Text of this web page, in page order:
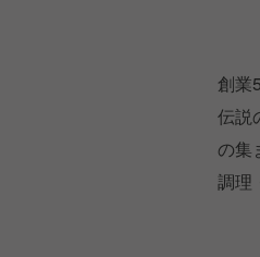
創業
伝説
の集
調理